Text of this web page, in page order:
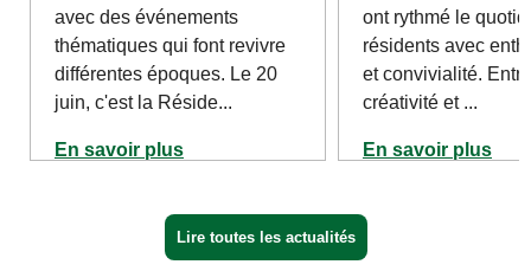
avec des événements
thématiques qui font revivre
différentes époques. Le 20
juin, c'est la Réside...
En savoir plus
ont rythmé le
résidents avec
et convivialité. Entre
créativité et ...
En savoir plus
Lire toutes les actualités